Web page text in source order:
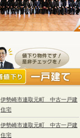
伊勢崎市連取元町 中古一戸建
住宅
伊勢崎市連取元町 中古一戸建
住宅